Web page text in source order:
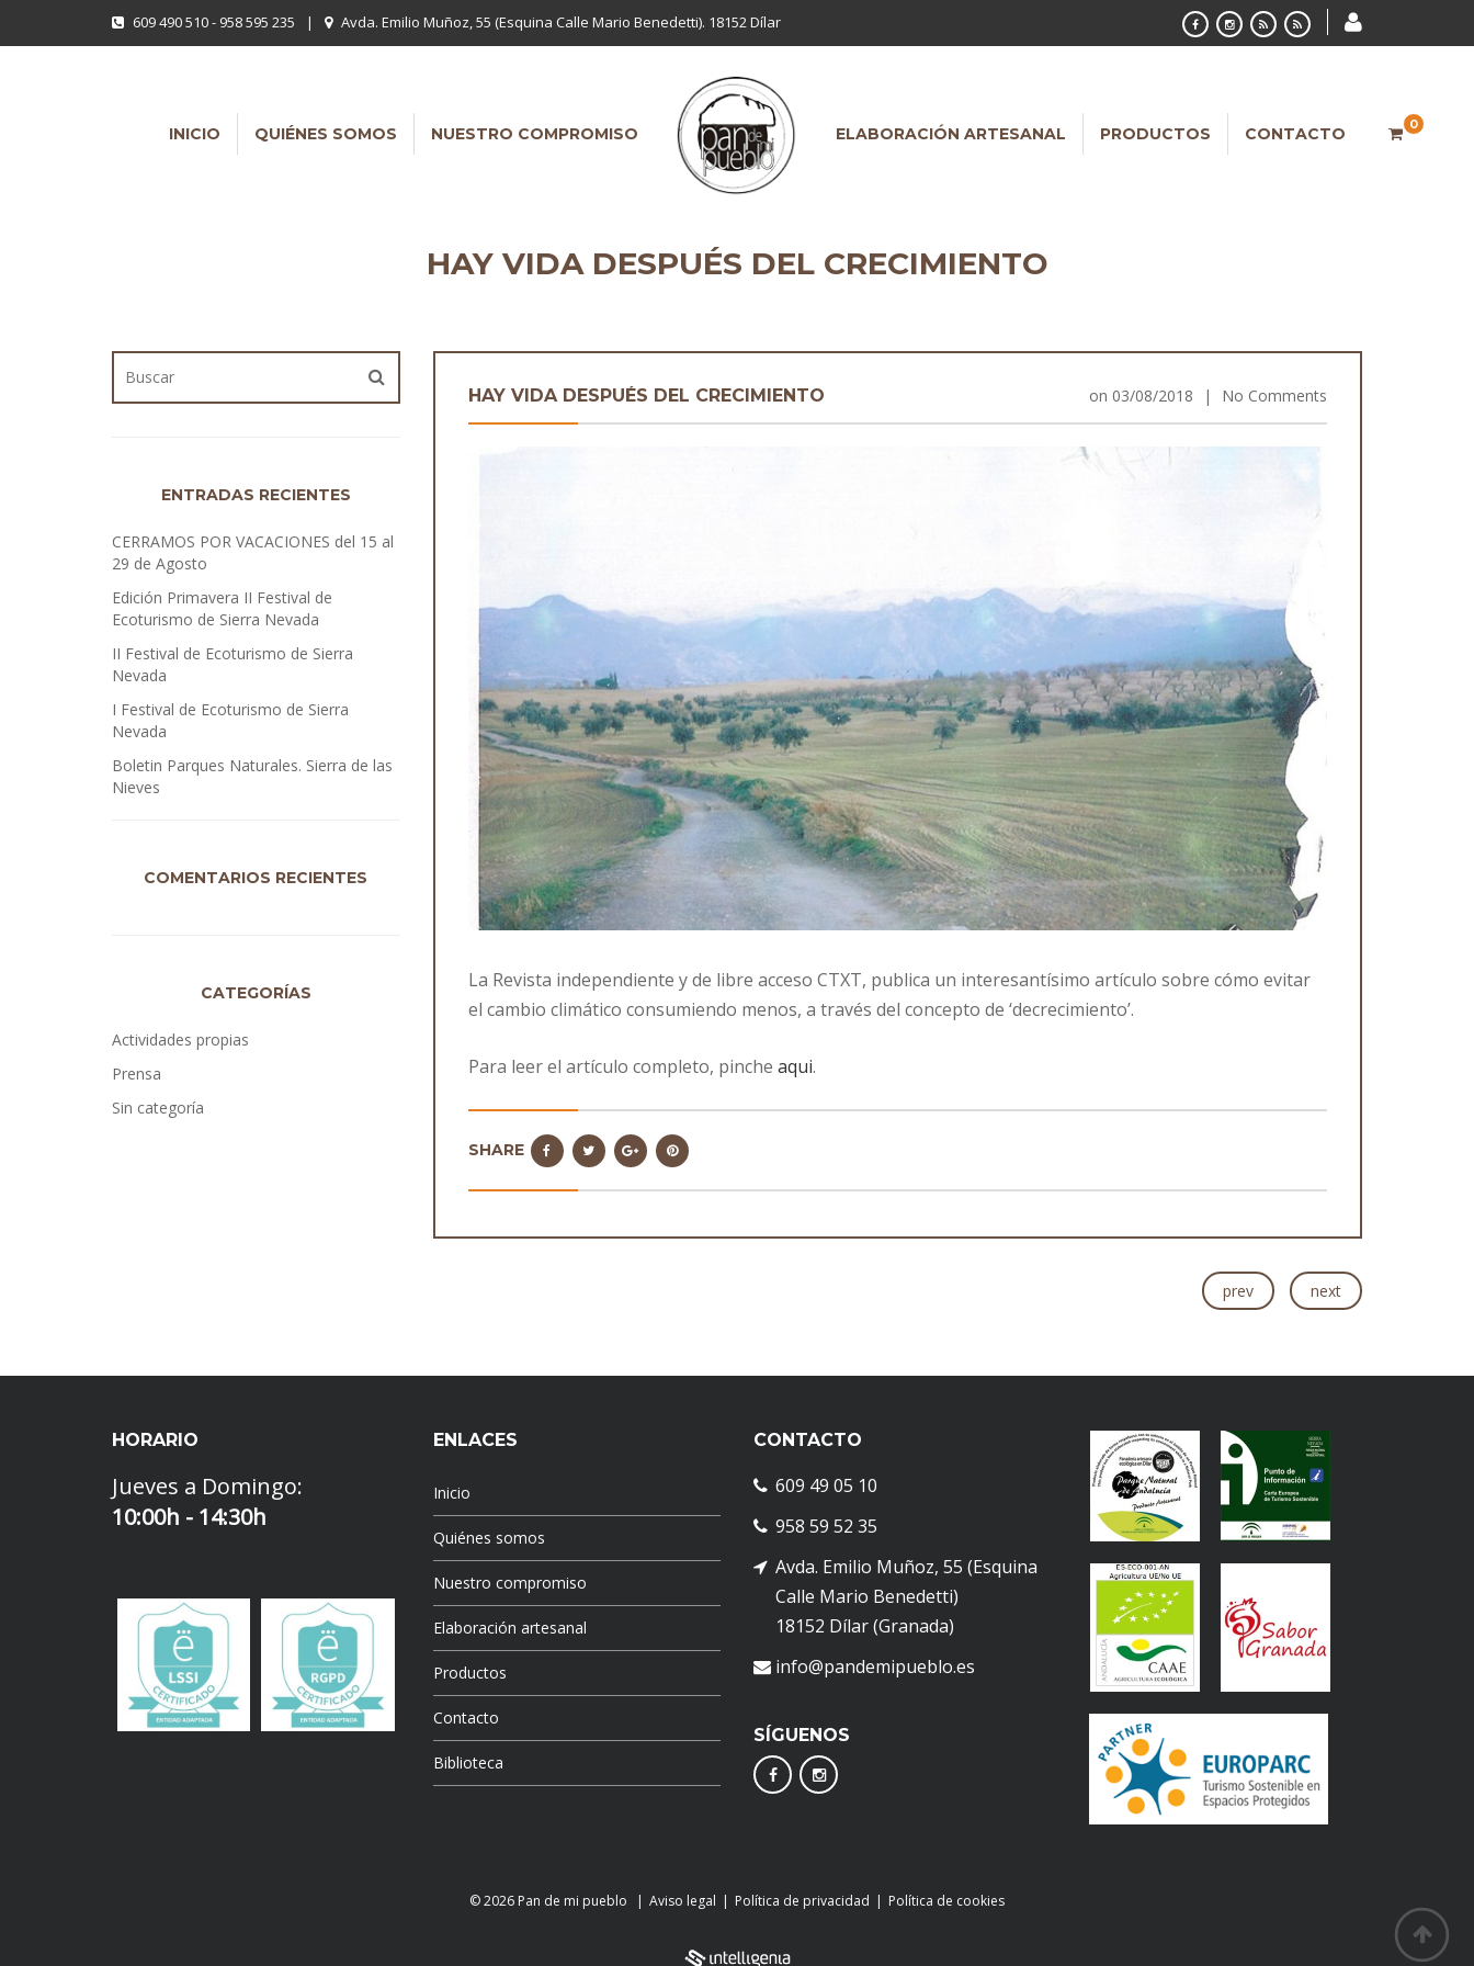
609 490 510 - 958 595 235 | Avda. Emilio Muñoz, 55 (Esquina Calle Mario Benedetti). 18152 Dílar
INICIO QUIÉNES SOMOS NUESTRO COMPROMISO ELABORACIÓN ARTESANAL PRODUCTOS CONTACTO 0
HAY VIDA DESPUÉS DEL CRECIMIENTO
HAY VIDA DESPUÉS DEL CRECIMIENTO on 03/08/2018 | No Comments
La Revista independiente y de libre acceso CTXT, publica un interesantísimo artículo sobre cómo evitar
el cambio climático consumiendo menos, a través del concepto de ‘decrecimiento’.
Para leer el artículo completo, pinche aqui.
SHARE
prev next
ENTRADAS RECIENTES
CERRAMOS POR VACACIONES del 15 al
29 de Agosto
Edición Primavera II Festival de
Ecoturismo de Sierra Nevada
II Festival de Ecoturismo de Sierra
Nevada
I Festival de Ecoturismo de Sierra
Nevada
Boletin Parques Naturales. Sierra de las
Nieves
COMENTARIOS RECIENTES
CATEGORÍAS
Actividades propias
Prensa
Sin categoría
HORARIO
Jueves a Domingo:
10:00h - 14:30h
ENLACES
Inicio
Quiénes somos
Nuestro compromiso
Elaboración artesanal
Productos
Contacto
Biblioteca
CONTACTO
609 49 05 10
958 59 52 35
Avda. Emilio Muñoz, 55 (Esquina
Calle Mario Benedetti)
18152 Dílar (Granada)
info@pandemipueblo.es
SÍGUENOS
© 2026 Pan de mi pueblo Aviso legal Política de privacidad Política de cookies